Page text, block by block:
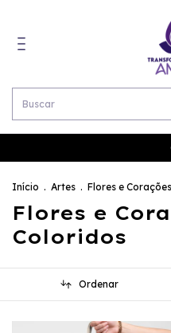
Início . Artes . Flores e
Flores e
Coloridos
Ordenar